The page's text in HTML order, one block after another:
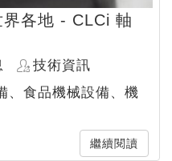
各地 - CLCi 軸
技術資訊
、食品機械設備、機
繼續閱讀